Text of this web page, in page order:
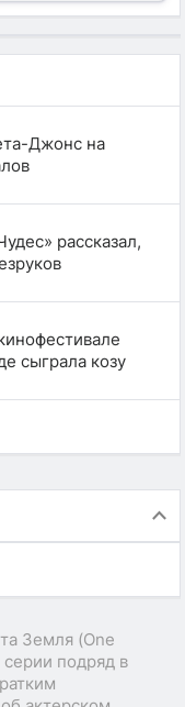
Джонс на
рассказал,
сыграла козу
Земля (One
подряд в